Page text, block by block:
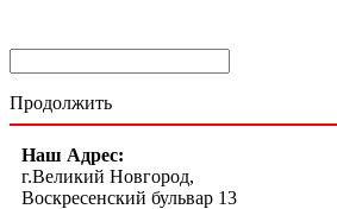
Продолжить
Наш Адрес:
г.Великий Новгород,
Воскресенский бульвар 13